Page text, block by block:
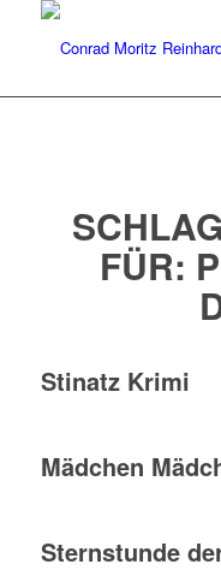
FÜR:
Stinatz Krimi
Mädchen
Sternstunde